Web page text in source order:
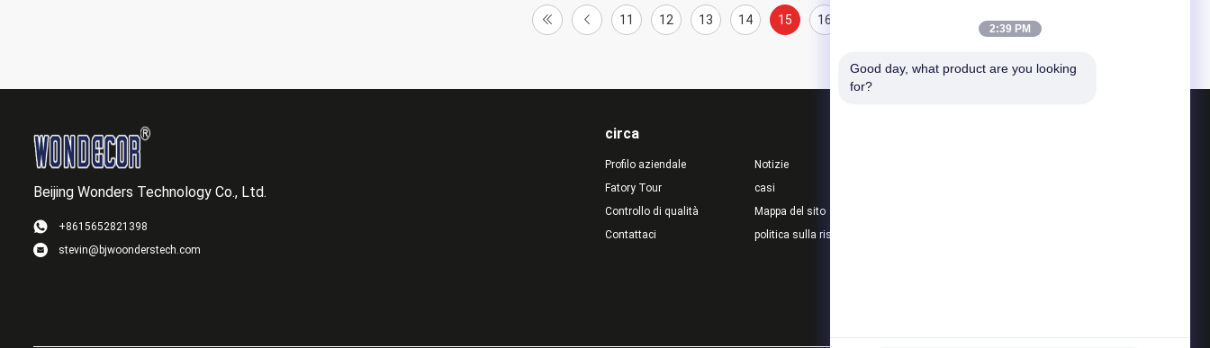
11 12 13 14 15 16
Beijing Wonders Technology Co., Ltd.
+8615652821398
stevin@bjwoonderstech.com
circa
Profilo aziendale
Fatory Tour
Controllo di qualità
Contattaci
Notizie
casi
Mappa del sito
politica sulla riservatezza
2:39 PM
Good day, what product are you looking
for?